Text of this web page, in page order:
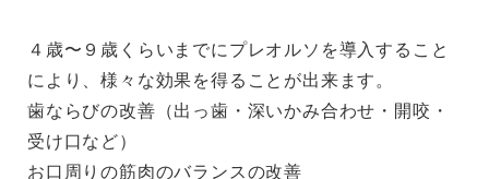
４歳〜９歳くらいまでにプレオルソを導入すること
により、様々な効果を得ることが出来ます。
歯ならびの改善（出っ歯・深いかみ合わせ・開咬・
受け口など）
お口周りの筋肉のバランスの改善